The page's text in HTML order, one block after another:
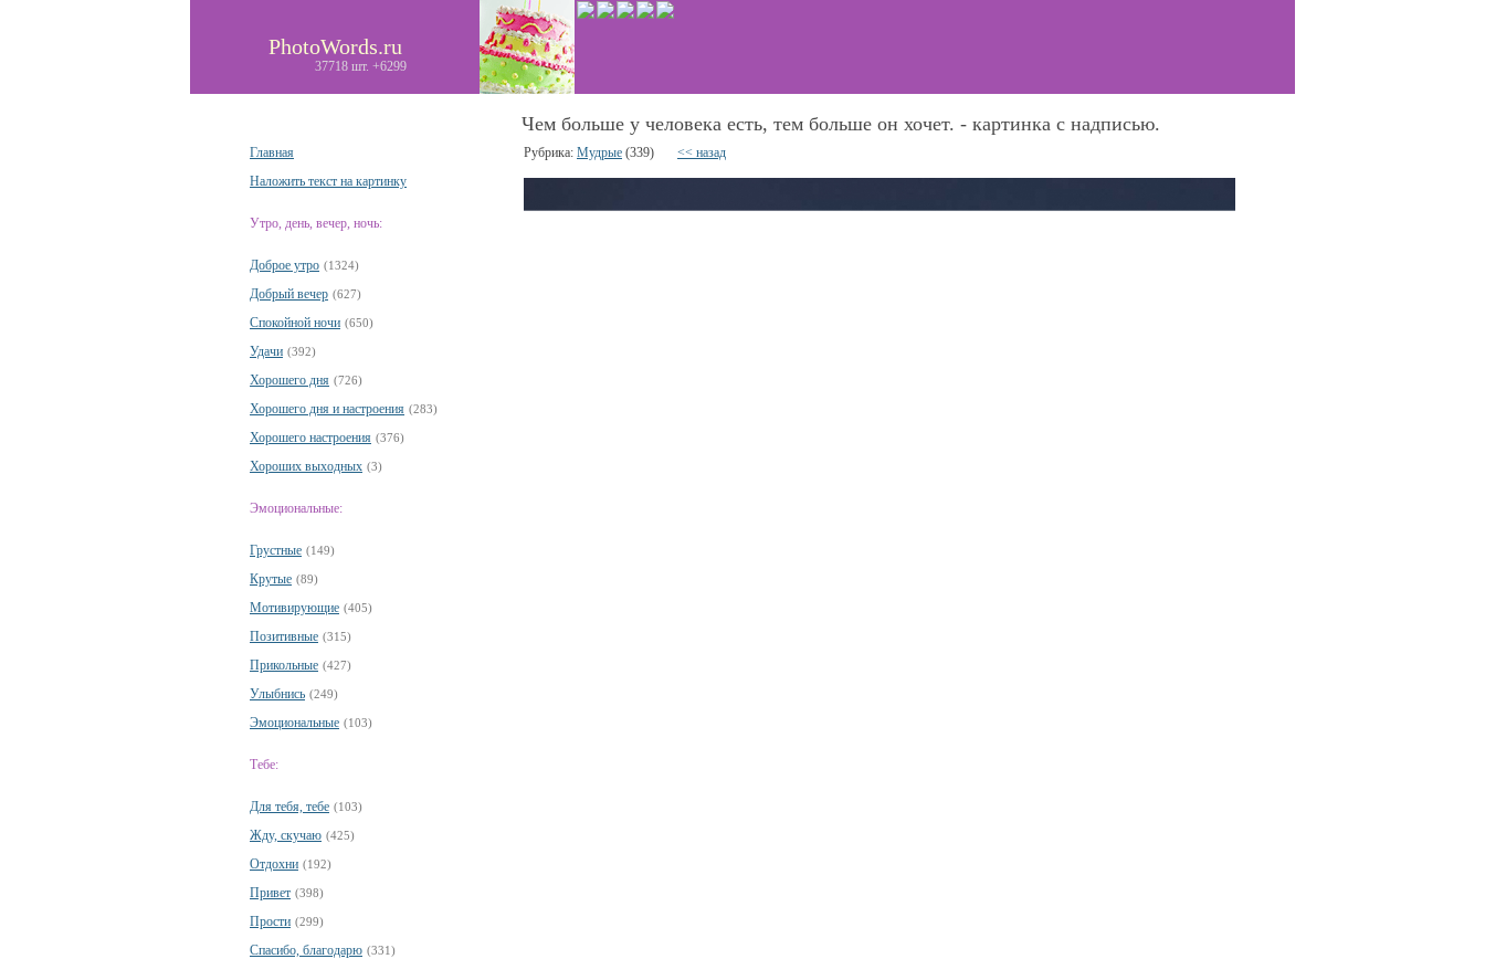
PhotoWords.ru
37718 шт. +6299
Главная
Наложить текст на картинку
Утро, день, вечер, ночь:
Доброе утро (1324)
Добрый вечер (627)
Спокойной ночи (650)
Удачи (392)
Хорошего дня (726)
Хорошего дня и настроения (283)
Хорошего настроения (376)
Хороших выходных (3)
Эмоциональные:
Грустные (149)
Крутые (89)
Мотивирующие (405)
Позитивные (315)
Прикольные (427)
Улыбнись (249)
Эмоциональные (103)
Тебе:
Для тебя, тебе (103)
Жду, скучаю (425)
Отдохни (192)
Привет (398)
Прости (299)
Спасибо, благодарю (331)
Чем больше у человека есть, тем больше он хочет. - картинка с надписью.
Рубрика: Мудрые (339) << назад